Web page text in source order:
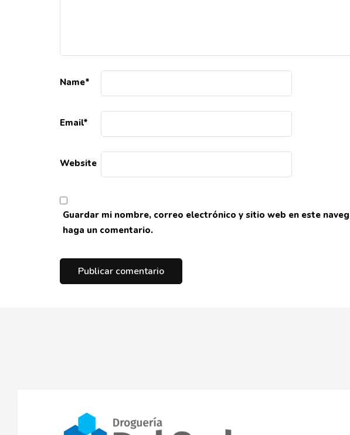
Name*
Email*
Website
Guardar mi nombre, correo electrónico y sitio web en este
haga un comentario.